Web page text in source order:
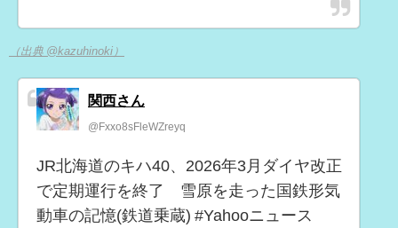
（出典 @kazuhinoki）
関西さん
@Fxxo8sFleWZreyq
JR北海道のキハ40、2026年3月ダイヤ改正
で定期運行を終了 雪原を走った国鉄形気
動車の記憶(鉄道乗蔵) #Yahooニュース